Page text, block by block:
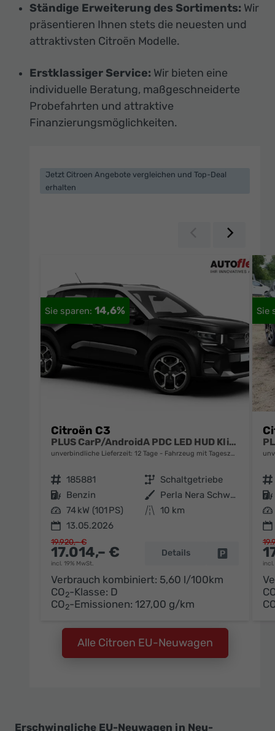
Ständige Erweiterung des Sortiments: Wir
präsentieren Ihnen stets die neuesten und
attraktivsten Citroën Modelle.
Erstklassiger Service: Wir bieten eine
individuelle Beratung, maßgeschneiderte
Probefahrten und attraktive
Finanzierungsmöglichkeiten.
Jetzt Citroen Angebote vergleichen und Top-Deal
erhalten
Zurück
14,6%
Citroën C3
PLUS CarP/AndroidA PDC LED HUD Klim DAB BT
unverbindliche Lieferzeit: 12 Tage Fahrzeug mit Tageszulassung
Fahrzeugnr. 185881 Getriebe Schaltgetriebe
Kraftstoff Benzin Außenfarbe
Perla Nera Schwarz Metallic / Da
Leistung 74 kW (101 PS) Kilometerstand 10 km
13.05.2026
17.014,– €
incl. 19% MwSt.
19.920,– €
Details Fahrzeug
Verbrauch kombiniert: 5,60 l/100km
CO2-Klasse: D
CO2-Emissionen: 127,00 g/km
Fahrzeugnr.
Kraftstoff
Leistung
Alle Citroen EU-Neuwagen
Erschwingliche EU-Neuwagen in Neu-